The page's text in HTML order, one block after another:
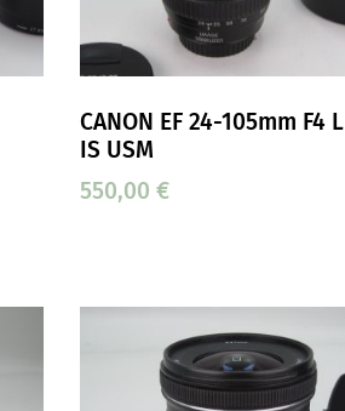
CANON EF 24-105mm F4 L
IS USM
550,00 €